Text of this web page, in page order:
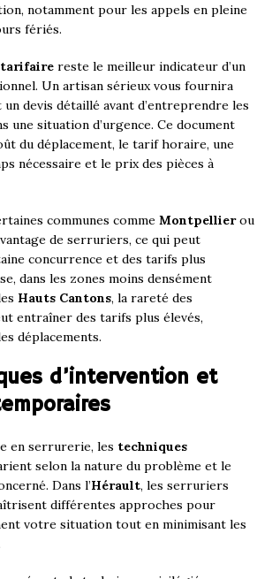
notamment pour les appels en pleine
fériés.
tarifaire reste le meilleur indicateur d’un
Un artisan sérieux vous fournira
devis détaillé avant d’entreprendre les
une situation d’urgence. Ce document
du déplacement, le tarif horaire, une
nécessaire et le prix des pièces à
communes comme Montpellierou
de serruriers, ce qui peut
concurrence et des tarifs plus
dans les zones moins densément
Hauts Cantons, la rareté des
entraîner des tarifs plus élevés,
déplacements.
d’intervention et
en serrurerie, les techniques
selon la nature du problème et le
Dans l’Hérault, les serruriers
différentes approches pour
votre situation tout en minimisant les